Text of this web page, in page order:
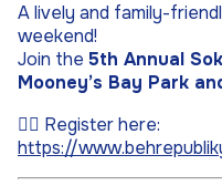
A lively and family-
weekend!
Join the 5th Annual
Mooney’s Bay Park
🏃‍♀️ Register here:
https://